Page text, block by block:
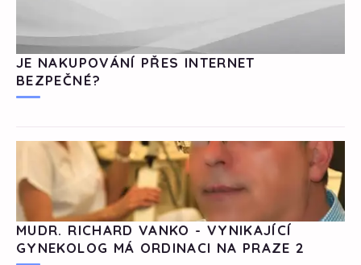
JE NAKUPOVÁNÍ PŘES INTERNET
BEZPEČNÉ?
MUDR. RICHARD VANKO - VYNIKAJÍCÍ
GYNEKOLOG MÁ ORDINACI NA PRAZE 2